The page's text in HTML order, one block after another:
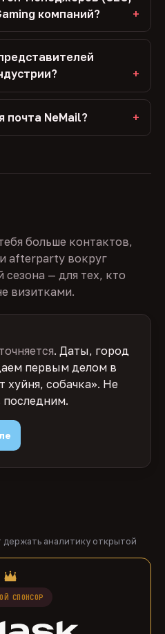
компаний?
почта NeMail?
больше контактов,
afterparty вокруг
— для тех, кто
визитками.
. Даты, город
первым делом в
хуйня, собачка». Не
последним.
аналитику открытой
СПОНСОР